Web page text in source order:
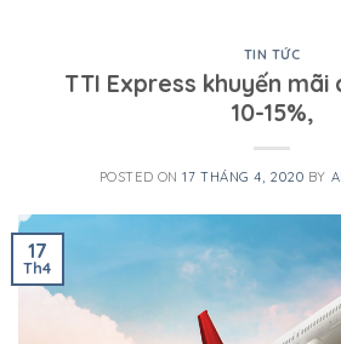
TIN TỨC
TTI Express khuyến mãi
10-15%,
POSTED ON17 THÁNG 4, 2020 BY
17
Th4